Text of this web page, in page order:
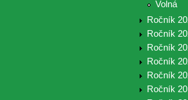
Volná
Ročník
Ročník
Ročník
Ročník
Ročník
Ročník